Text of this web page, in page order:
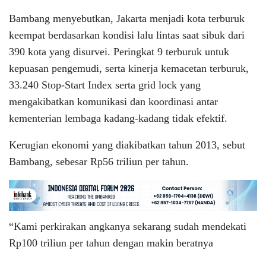
Bambang menyebutkan, Jakarta menjadi kota terburuk
keempat berdasarkan kondisi lalu lintas saat sibuk dari
390 kota yang disurvei. Peringkat 9 terburuk untuk
kepuasan pengemudi, serta kinerja kemacetan terburuk,
33.240 Stop-Start Index serta grid lock yang
mengakibatkan komunikasi dan koordinasi antar
kementerian lembaga kadang-kadang tidak efektif.
Kerugian ekonomi yang diakibatkan tahun 2013, sebut
Bambang, sebesar Rp56 triliun per tahun.
“Kami perkirakan angkanya sekarang sudah mendekati
Rp100 triliun per tahun dengan makin beratnya